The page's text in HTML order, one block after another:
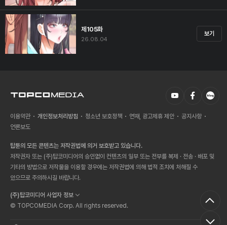
제105화
26.08.04
보기
이용약관 개인정보처리방침 청소년 보호정책 연재, 광고제휴 제안
공지사항
언론보도
탑툰의 모든 콘텐츠는 저작권법에 의거 보호받고 있습니다.
저작권자 또는 (주)탑코미디어의 승인없이 컨텐츠의 일부 또는 전부를 복제 · 전송 · 배포 및
기타의 방법으로 저작물을 이용할 경우에는 저작권법에 의해 법적 조치에 처해질 수
있으므로 주의하시길 바랍니다.
(주)탑코미디어 사업자 정보
© TOPCOMEDIA Corp. All rights reserved.